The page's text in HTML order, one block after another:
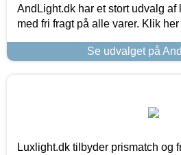
AndLight.dk har et stort udvalg af
med fri fragt på alle varer. Klik
Se udvalget på
Luxlight.dk tilbyder prismatch og